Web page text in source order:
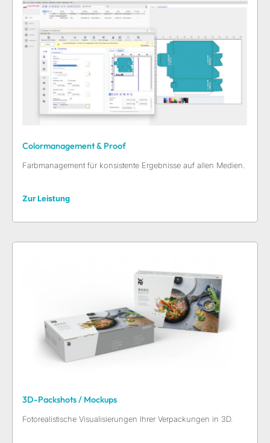
Colormanagement & Proof
Farbmanagement für konsistente Ergebnisse auf allen Medien.
Zur Leistung
3D-Packshots / Mockups
Fotorealistische Visualisierungen Ihrer Verpackungen in 3D.